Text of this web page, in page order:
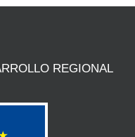
REGIONAL